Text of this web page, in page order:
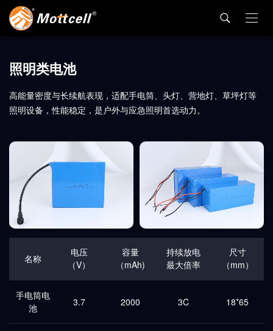
照明类电池
高能量密度与长续航表现，适配手电筒、头灯、营地灯、草坪灯等
照明设备，性能稳定，是户外与应急照明首选动力。
名称
电压
（V）
容量
（mAh)
持续放电
最大倍率
尺寸
（mm）
手电筒电
池
3.7 2000 3C 18*65